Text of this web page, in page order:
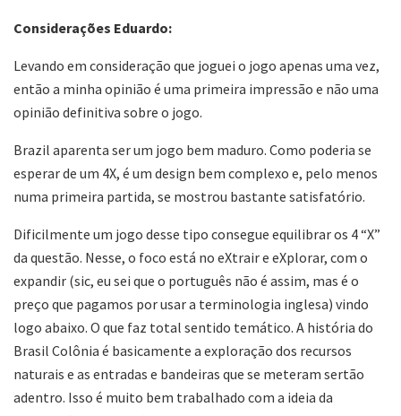
Considerações Eduardo:
Levando em consideração que joguei o jogo apenas uma vez,
então a minha opinião é uma primeira impressão e não uma
opinião definitiva sobre o jogo.
Brazil aparenta ser um jogo bem maduro. Como poderia se
esperar de um 4X, é um design bem complexo e, pelo menos
numa primeira partida, se mostrou bastante satisfatório.
Dificilmente um jogo desse tipo consegue equilibrar os 4 “X”
da questão. Nesse, o foco está no eXtrair e eXplorar, com o
expandir (sic, eu sei que o português não é assim, mas é o
preço que pagamos por usar a terminologia inglesa) vindo
logo abaixo. O que faz total sentido temático. A história do
Brasil Colônia é basicamente a exploração dos recursos
naturais e as entradas e bandeiras que se meteram sertão
adentro. Isso é muito bem trabalhado com a ideia da